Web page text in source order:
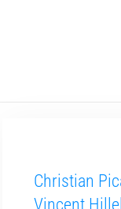
Christian
Vincent